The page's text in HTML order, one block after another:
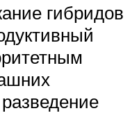
гибридов